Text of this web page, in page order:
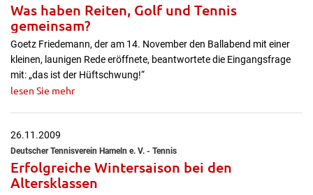
Was haben Reiten, Golf und Tennis
gemeinsam?
Goetz Friedemann, der am 14. November den Ballabend mit einer
kleinen, launigen Rede eröffnete, beantwortete die Eingangsfrage
mit: „das ist der Hüftschwung!“
lesen Sie mehr
26.11.2009
Deutscher Tennisverein Hameln e. V. - Tennis
Erfolgreiche Wintersaison bei den
Altersklassen